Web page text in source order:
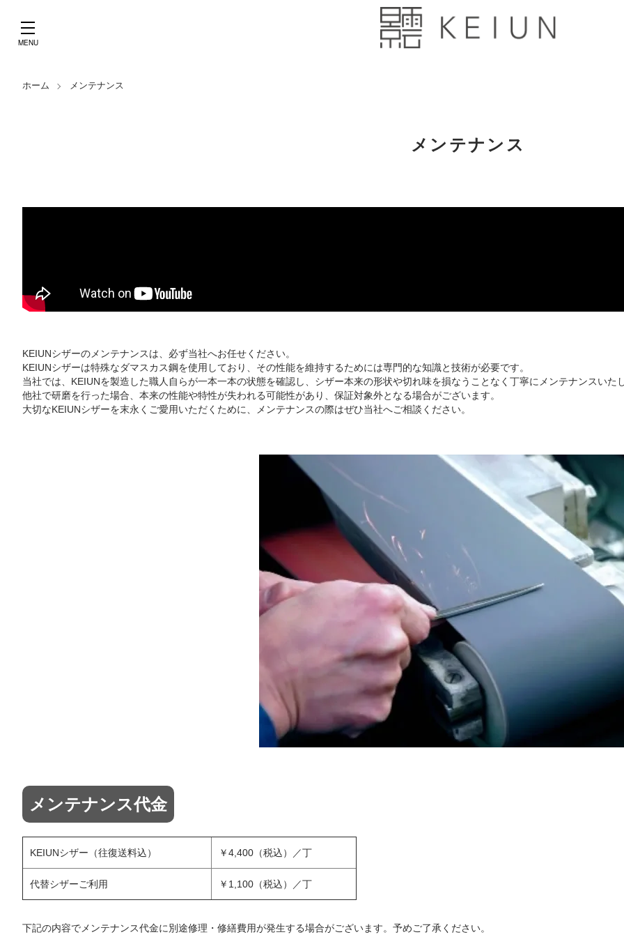
ホーム メンテナンス
メンテナンス
KEIUNシザーのメンテナンスは、必ず当社へお任せください。
KEIUNシザーは特殊なダマスカス鋼を使用しており、その性能を維持するためには専門的な知識と技術が必要です。
当社では、KEIUNを製造した職人自らが一本一本の状態を確認し、シザー本来の形状や切れ味を損なうことなく丁寧にメンテナンスいた
他社で研磨を行った場合、本来の性能や特性が失われる可能性があり、保証対象外となる場合がございます。
大切なKEIUNシザーを末永くご愛用いただくために、メンテナンスの際はぜひ当社へご相談ください。
メンテナンス代金
KEIUNシザー（往復送料込） ￥4,400（税込）／丁
代替シザーご利用 ￥1,100（税込）／丁
下記の内容でメンテナンス代金に別途修理・修繕費用が発生する場合がございます。予めご了承ください。